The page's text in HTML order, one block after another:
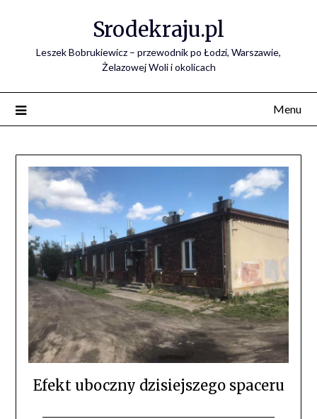
Srodekraju.pl
Leszek Bobrukiewicz – przewodnik po Łodzi, Warszawie,
Żelazowej Woli i okolicach
Menu
Efekt uboczny dzisiejszego spaceru